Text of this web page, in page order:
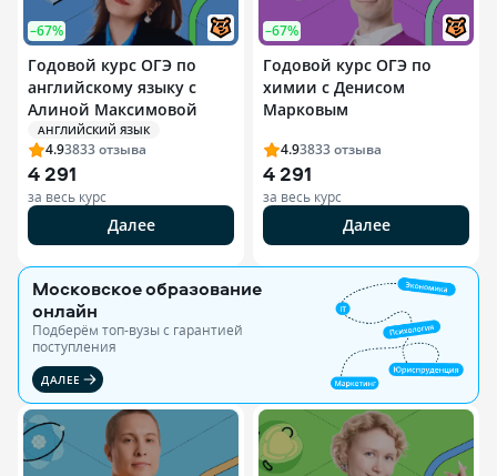
–67%
Годовой курс ОГЭ по
английскому языку с
Алиной Максимовой
АНГЛИЙСКИЙ ЯЗЫК
4.93833отзыва
4 291
за весь курс
Далее
–67%
Годовой курс ОГЭ по
химии с Денисом
Марковым
4.93833отзыва
4 291
за весь курс
Далее
Московское образование
онлайн
Подберём топ-вузы c гарантией
поступления
ДАЛЕЕ